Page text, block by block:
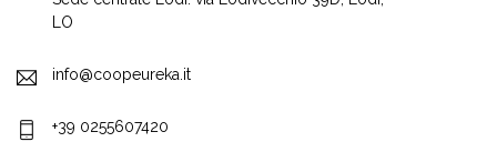
LO
info@coopeureka.it
+39 0255607420